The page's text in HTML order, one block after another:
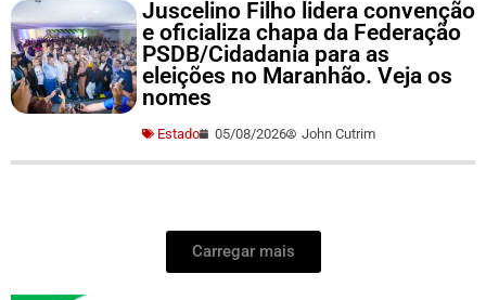
Juscelino Filho lidera convenção
e oficializa chapa da Federação
PSDB/Cidadania para as
eleições no Maranhão. Veja os
nomes
Estado 05/08/2026 John Cutrim
Carregar mais